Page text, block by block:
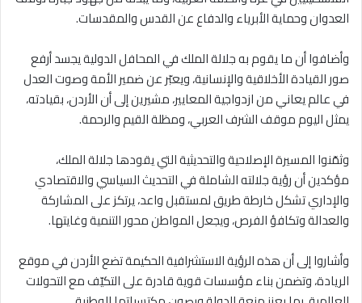
العدوان وحماية الأبرياء والدفاع عن القدس والمقدسات.
وأضافوا أن ما يقوم به جلالة الملك في المحافل الدولية يجسد أرفع
صور القيادة الأخلاقية والإنسانية، ويعبّر عن ضمير الأمة وصوت العدل
في عالم يعاني من ازدواجية المعايير، مشيرين إلى أن الأردن، بقيادته،
يمثل اليوم موقف الشرف العربي، ومظلة القيم والرحمة.
وثمّنوا المسيرة الإصلاحية والتحديثية التي يقودها جلالة الملك،
مؤكدين أن رؤية جلالته الشاملة في التحديث السياسي والاقتصادي
والإداري تشكل خارطة طريق لمستقبل واعد، يرتكز على المشاركة
والعدالة وتكافؤ الفرص، ويجعل المواطن محور التنمية وغايتها.
وأشاروا إلى أن هذه الرؤية الاستشرافية الحكيمة تضع الأردن في موقع
الريادة، وتضمن بناء مؤسسات قوية قادرة على التكيّف مع التحولات